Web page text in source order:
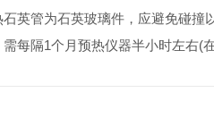
管为石英玻璃件，应避免碰撞以
隔1个月预热仪器半小时左右(